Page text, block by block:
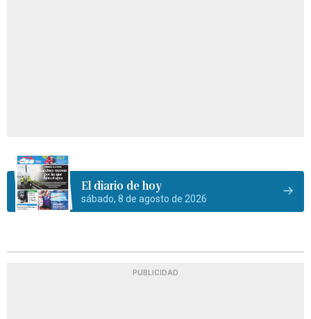
El diario de hoy
sábado, 8 de agosto de 2026
PUBLICIDAD